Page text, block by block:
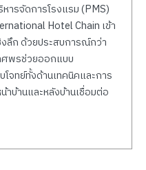
ารจัดการโรงแรม (PMS)
Hotel Chain เข้า
ลึก ด้วยประสบการณ์กว่า
ศพรช่วยออกแบบ
จทย์ทั้งด้านเทคนิคและการ
าบ้านและหลังบ้านเชื่อมต่อ